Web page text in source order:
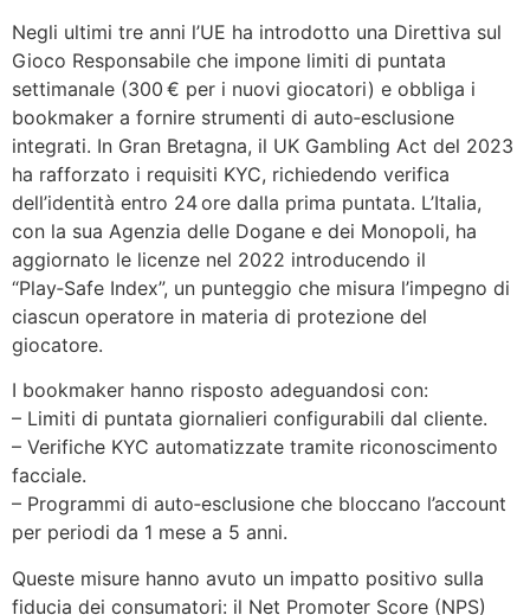
Negli ultimi tre anni l’UE ha introdotto una Direttiva sul
Gioco Responsabile che impone limiti di puntata
settimanale (300 € per i nuovi giocatori) e obbliga i
bookmaker a fornire strumenti di auto‑esclusione
integrati. In Gran Bretagna, il UK Gambling Act del 2023
ha rafforzato i requisiti KYC, richiedendo verifica
dell’identità entro 24 ore dalla prima puntata. L’Italia,
con la sua Agenzia delle Dogane e dei Monopoli, ha
aggiornato le licenze nel 2022 introducendo il
“Play‑Safe Index”, un punteggio che misura l’impegno di
ciascun operatore in materia di protezione del
giocatore.
I bookmaker hanno risposto adeguandosi con:
– Limiti di puntata giornalieri configurabili dal cliente.
– Verifiche KYC automatizzate tramite riconoscimento
facciale.
– Programmi di auto‑esclusione che bloccano l’account
per periodi da 1 mese a 5 anni.
Queste misure hanno avuto un impatto positivo sulla
fiducia dei consumatori: il Net Promoter Score (NPS)